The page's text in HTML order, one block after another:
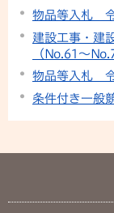
物品等入札
建設工事・建
（No.61〜
物品等入札
条件付き一般